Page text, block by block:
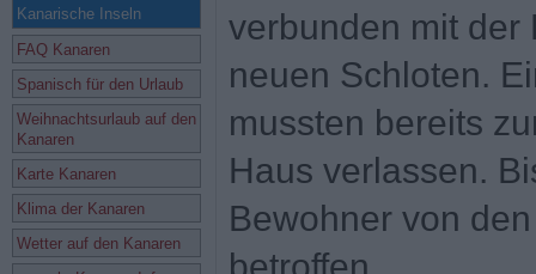
Kanarische Inseln
FAQ Kanaren
Spanisch für den Urlaub
Weihnachtsurlaub auf den
Kanaren
Karte Kanaren
Klima der Kanaren
Wetter auf den Kanaren
verbunden mit der
neuen Schloten.
mussten bereits
Haus verlassen.
Bewohner von